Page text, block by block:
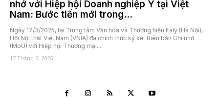
nhớ với Hiệp hội Doanh nghiệp Ý tại Việt
Nam: Bước tiến mới trong...
Ngày 17/3/2025, tại Trung tâm Văn hóa và Thương hiệu Italy (Hà Nội),
Hội Nội thất Việt Nam (VNIA) đã chính thức ký kết Biên bản Ghi nhớ
(MoU) với Hiệp hội Thương mại...
17 Tháng 3, 2025